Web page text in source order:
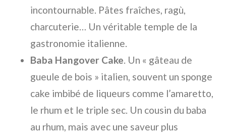
incontournable. Pâtes fraîches, ragù,
charcuterie… Un véritable temple de la
gastronomie italienne.
Baba Hangover Cake. Un « gâteau de
gueule de bois » italien, souvent un sponge
cake imbibé de liqueurs comme l’amaretto,
le rhum et le triple sec. Un cousin du baba
au rhum, mais avec une saveur plus